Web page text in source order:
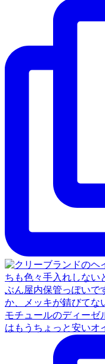
モチュールのディーゼ
はもうちょっと安いオ